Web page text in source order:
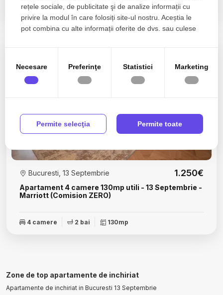
2 camere 1 baie 42.40mp
Apartament 4 camere 130mp utili - 13 Septembrie -
Marriott (Comision ZERO)
Bucuresti, 13 Septembrie 1.250€
4 camere 2 bai 130mp
Zone de top apartamente de inchiriat
Apartamente de inchiriat in Bucuresti 13 Septembrie
rețele sociale, de publicitate şi de analize informații cu
privire la modul în care folosiți site-ul nostru. Aceștia le
pot combina cu alte informații oferite de dvs. sau culese
Necesare Preferinţe Statistici Marketing
Permite selecţia Permite toate